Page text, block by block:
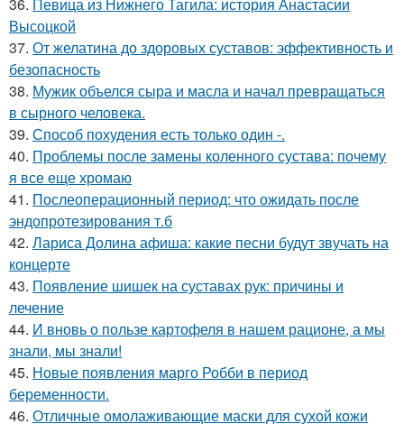
Высоцкой
37. От желатина до здоровых суставов: эффективность и
безопасность
38. Мужик объелся сыра и масла и начал превращаться
в сырного человека.
39. Способ похудения есть только один -.
40. Проблемы после замены коленного сустава: почему
я все еще хромаю
41. Послеоперационный период: что ожидать после
эндопротезирования т.б
42. Лариса Долина афиша: какие песни будут звучать на
концерте
43. Появление шишек на суставах рук: причины и
лечение
44. И вновь о пользе картофеля в нашем рационе, а мы
знали, мы знали!
45. Новые появления марго Робби в период
беременности.
46. Отличные омолаживающие маски для сухой кожи